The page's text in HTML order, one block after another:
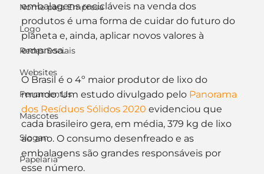
Nome para Empresa
Logo
Redes Sociais
Websites
Ferramentas
Mascotes
Slogan
Papelaria
embalagens recicláveis na venda dos
produtos é uma forma de cuidar do futuro do
planeta e, ainda, aplicar novos valores à
empresa.
O Brasil é o 4º maior produtor de lixo do
mundo. Um estudo divulgado pelo Panorama
dos Resíduos Sólidos 2020 evidenciou que
cada brasileiro gera, em média, 379 kg de lixo
ao ano. O consumo desenfreado e as
embalagens são grandes responsáveis por
esse número.